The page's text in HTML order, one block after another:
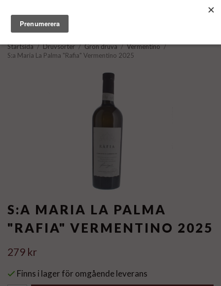
Startsida / Druvsorter / Grön druva / Vermentino /
S:a Maria La Palma "Rafia" Vermentino 2025
S:A MARIA LA PALMA
"RAFIA" VERMENTINO 2025
279 kr
Finns i lager för omgående leverans